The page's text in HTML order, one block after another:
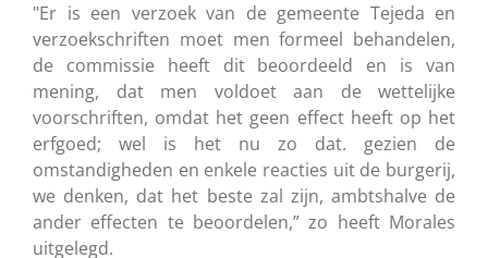
"Er is een verzoek van de gemeente Tejeda en
verzoekschriften moet men formeel behandelen,
de commissie heeft dit beoordeeld en is van
mening, dat men voldoet aan de wettelijke
voorschriften, omdat het geen effect heeft op het
erfgoed; wel is het nu zo dat. gezien de
omstandigheden en enkele reacties uit de burgerij,
we denken, dat het beste zal zijn, ambtshalve de
ander effecten te beoordelen,” zo heeft Morales
uitgelegd.